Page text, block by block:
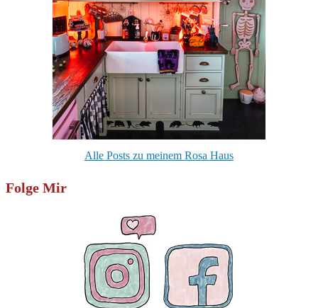
Alle Posts zu meinem Rosa Haus
Folge Mir